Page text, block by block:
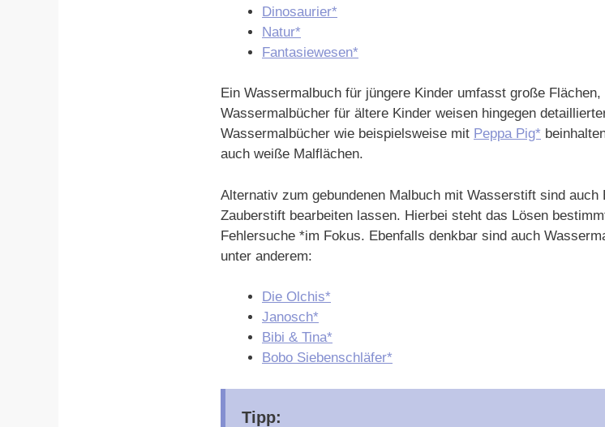
Dinosaurier*
Natur*
Fantasiewesen*
Ein Wassermalbuch für jüngere Kinder umfasst große
Wassermalbücher für ältere Kinder weisen hingegen
Wassermalbücher wie beispielsweise mit Peppa Pig*
auch weiße Malflächen.
Alternativ zum gebundenen Malbuch mit Wasserstift sind
Zauberstift bearbeiten lassen. Hierbei steht das Lösen
Fehlersuche *im Fokus. Ebenfalls denkbar sind auch
unter anderem:
Die Olchis*
Janosch*
Bibi & Tina*
Bobo Siebenschläfer*
Tipp: